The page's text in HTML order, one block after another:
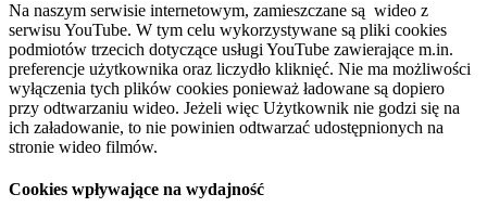
Na naszym serwisie internetowym, zamieszczane są wideo z
serwisu YouTube. W tym celu wykorzystywane są pliki cookies
podmiotów trzecich dotyczące usługi YouTube zawierające m.in.
preferencje użytkownika oraz liczydło kliknięć. Nie ma możliwości
wyłączenia tych plików cookies ponieważ ładowane są dopiero
przy odtwarzaniu wideo. Jeżeli więc Użytkownik nie godzi się na
ich załadowanie, to nie powinien odtwarzać udostępnionych na
stronie wideo filmów.
Cookies wpływające na wydajność